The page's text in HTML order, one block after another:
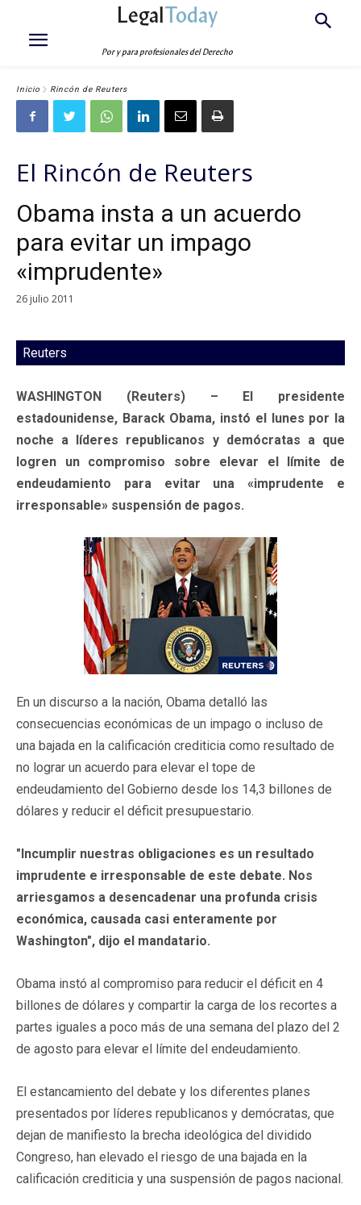
LegalToday
Por y para profesionales del Derecho
Inicio Rincón de Reuters
El Rincón de Reuters
Obama insta a un acuerdo
para evitar un impago
«imprudente»
26 julio 2011
Reuters
WASHINGTON (Reuters) – El presidente
estadounidense, Barack Obama, instó el lunes por la
noche a líderes republicanos y demócratas a que
logren un compromiso sobre elevar el límite de
endeudamiento para evitar una «imprudente e
irresponsable» suspensión de pagos.
En un discurso a la nación, Obama detalló las
consecuencias económicas de un impago o incluso de
una bajada en la calificación crediticia como resultado de
no lograr un acuerdo para elevar el tope de
endeudamiento del Gobierno desde los 14,3 billones de
dólares y reducir el déficit presupuestario.
"Incumplir nuestras obligaciones es un resultado
imprudente e irresponsable de este debate. Nos
arriesgamos a desencadenar una profunda crisis
económica, causada casi enteramente por
Washington", dijo el mandatario.
Obama instó al compromiso para reducir el déficit en 4
billones de dólares y compartir la carga de los recortes a
partes iguales a poco más de una semana del plazo del 2
de agosto para elevar el límite del endeudamiento.
El estancamiento del debate y los diferentes planes
presentados por líderes republicanos y demócratas, que
dejan de manifiesto la brecha ideológica del dividido
Congreso, han elevado el riesgo de una bajada en la
calificación crediticia y una suspensión de pagos nacional.